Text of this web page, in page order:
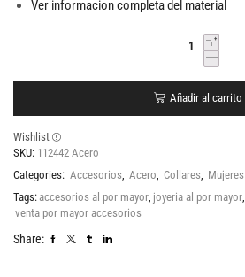
Ver informacion completa del material
Añadir al carrito
Wishlist
SKU: 112442 Acero
Categories: Accesorios Acero Collares Mujeres
Tags: accesorios al por mayor joyeria al por mayor
venta por mayor accesorios
Share: